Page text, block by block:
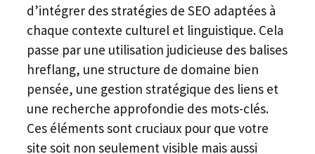
d’intégrer des stratégies de SEO adaptées à
chaque contexte culturel et linguistique. Cela
passe par une utilisation judicieuse des balises
hreflang, une structure de domaine bien
pensée, une gestion stratégique des liens et
une recherche approfondie des mots-clés.
Ces éléments sont cruciaux pour que votre
site soit non seulement visible mais aussi